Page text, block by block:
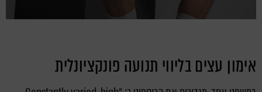
אימון עצים בליווי תנועה פונקציונלית